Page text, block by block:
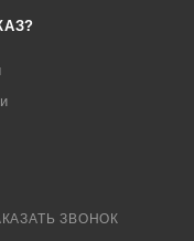
ЗВОНОК